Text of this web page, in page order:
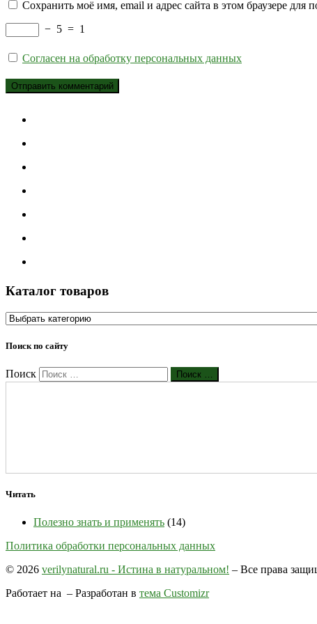
Сохранить моё имя, email и адрес сайта в этом браузере
− 5 = 1
Согласен на обработку персональных данных
Каталог товаров
Поиск по сайту
Поиск Поиск …
Читать
Полезно знать и применять (14)
Политика обработки персональных данных
© 2026 verilynatural.ru - Истина в натуральном! – Все права
Работает на – Разработан в тема Customizr